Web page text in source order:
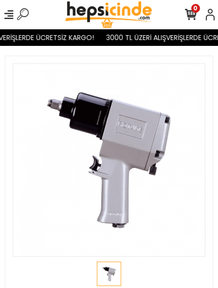
ÜCRETSİZ KARGO! 3000 TL ÜZERİ ALIŞVERİŞLERDE
0